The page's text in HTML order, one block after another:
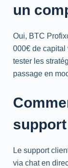
un
Oui, BTC
000€ de capital
tester les
passage en
support
Le support
via chaten